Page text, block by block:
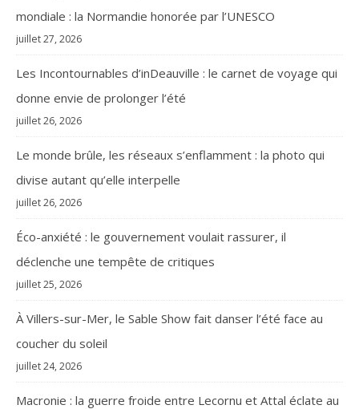
mondiale : la Normandie honorée par l’UNESCO
juillet 27, 2026
Les Incontournables d’inDeauville : le carnet de voyage qui
donne envie de prolonger l’été
juillet 26, 2026
Le monde brûle, les réseaux s’enflamment : la photo qui
divise autant qu’elle interpelle
juillet 26, 2026
Éco-anxiété : le gouvernement voulait rassurer, il
déclenche une tempête de critiques
juillet 25, 2026
À Villers-sur-Mer, le Sable Show fait danser l’été face au
coucher du soleil
juillet 24, 2026
Macronie : la guerre froide entre Lecornu et Attal éclate au